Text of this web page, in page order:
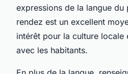
expressions de la langue du
rendez est un excellent
intérêt pour la culture locale
avec les habitants.